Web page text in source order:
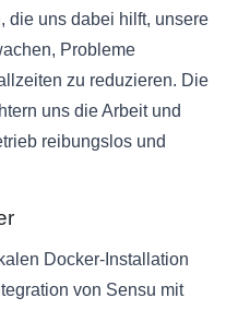
die uns dabei hilft, unsere
Probleme
zu reduzieren. Die
uns die Arbeit und
reibungslos und
Docker-Installation
von Sensu mit